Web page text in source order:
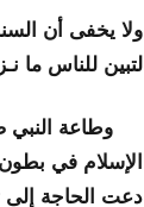
ولا يخفى أن
لتبين للناس ما
وطاعة النبي
الإسلام في
دعت الحاجة إلى